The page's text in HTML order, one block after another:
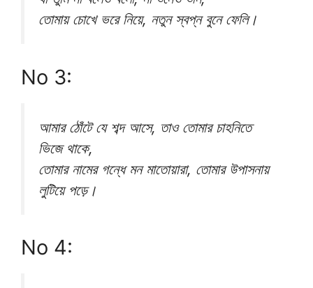
তোমায় চোখে ভরে নিয়ে, নতুন স্বপ্ন বুনে ফেলি।
No 3:
আমার ঠোঁটে যে শব্দ আসে, তাও তোমার চাহনিতে
ভিজে থাকে,
তোমার নামের গন্ধে মন মাতোয়ারা, তোমার উপাসনায়
লুটিয়ে পড়ে।
No 4: